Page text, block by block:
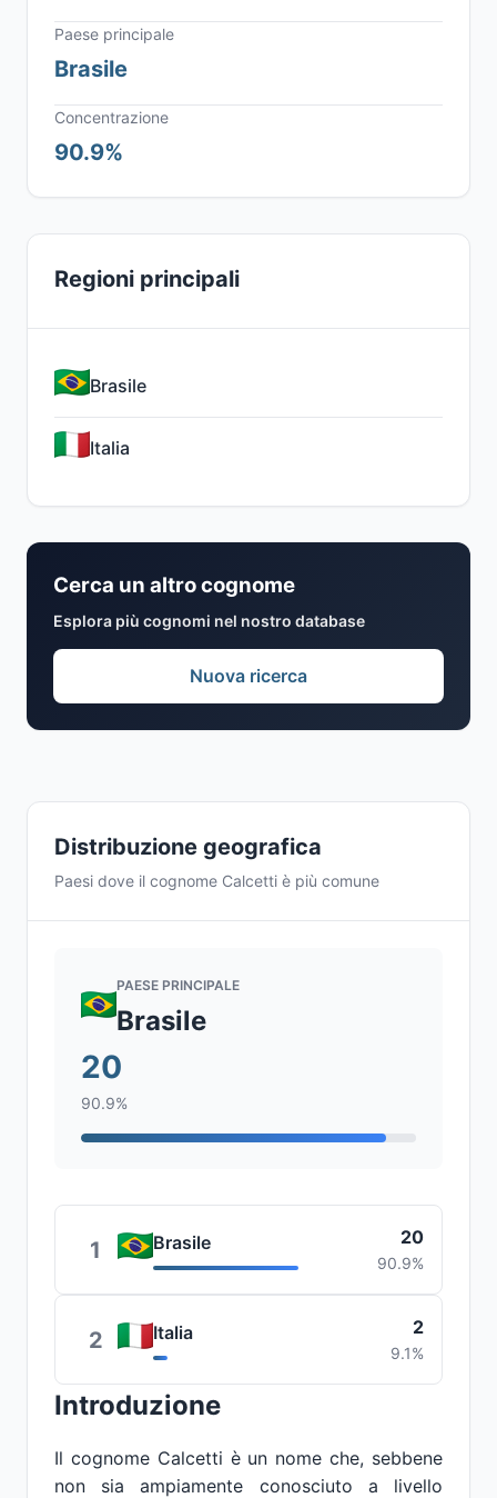
Distribuzione geografica
Paesi dove il cognome Calcetti è più comune
PAESE PRINCIPALE
Brasile
20
90.9%
1 Brasile 20
90.9%
2 Italia 2
9.1%
Introduzione
Il cognome Calcetti è un nome che, sebbene
non sia ampiamente conosciuto a livello
Paese principale
Brasile
Concentrazione
90.9%
Regioni principali
Brasile
Italia
Cerca un altro cognome
Esplora più cognomi nel nostro database
Nuova ricerca